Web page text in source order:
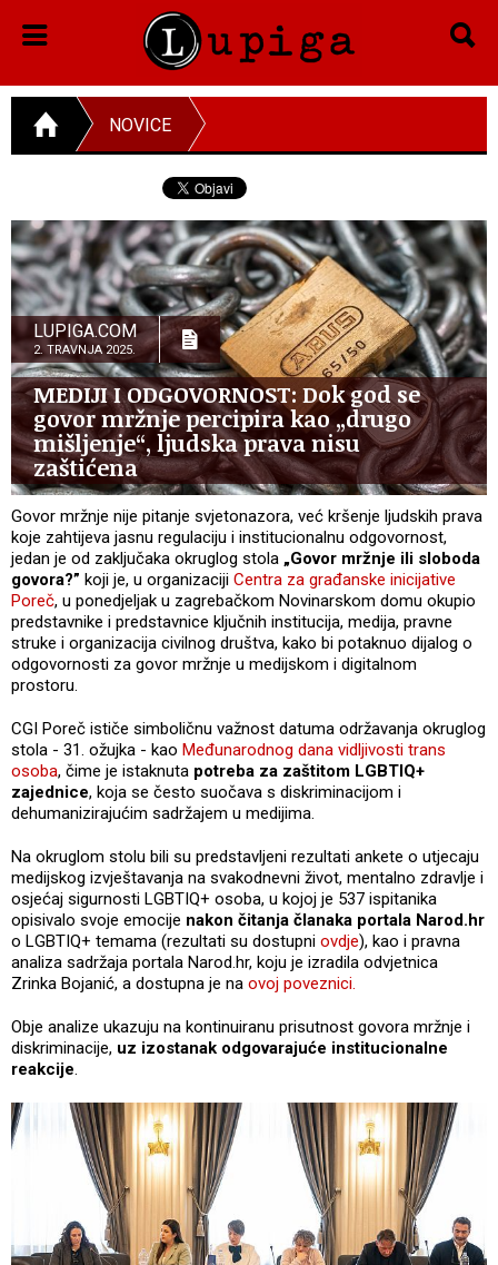
NOVICE
LUPIGA.COM
2. TRAVNJA 2025.
MEDIJI I ODGOVORNOST: Dok god se
govor mržnje percipira kao „drugo
mišljenje“, ljudska prava nisu
zaštićena
Govor mržnje nije pitanje svjetonazora, već kršenje ljudskih prava
koje zahtijeva jasnu regulaciju i institucionalnu odgovornost,
jedan je od zaključaka okruglog stola „Govor mržnje ili sloboda
govora?” koji je, u organizaciji Centra za građanske inicijative
Poreč, u ponedjeljak u zagrebačkom Novinarskom domu okupio
predstavnike i predstavnice ključnih institucija, medija, pravne
struke i organizacija civilnog društva, kako bi potaknuo dijalog o
odgovornosti za govor mržnje u medijskom i digitalnom
prostoru.
CGI Poreč ističe simboličnu važnost datuma održavanja okruglog
stola - 31. ožujka - kao Međunarodnog dana vidljivosti trans
osoba, čime je istaknuta potreba za zaštitom LGBTIQ+
zajednice, koja se često suočava s diskriminacijom i
dehumanizirajućim sadržajem u medijima.
Na okruglom stolu bili su predstavljeni rezultati ankete o utjecaju
medijskog izvještavanja na svakodnevni život, mentalno zdravlje i
osjećaj sigurnosti LGBTIQ+ osoba, u kojoj je 537 ispitanika
opisivalo svoje emocije nakon čitanja članaka portala Narod.hr
o LGBTIQ+ temama (rezultati su dostupni ovdje), kao i pravna
analiza sadržaja portala Narod.hr, koju je izradila odvjetnica
Zrinka Bojanić, a dostupna je na ovoj poveznici.
Obje analize ukazuju na kontinuiranu prisutnost govora mržnje i
diskriminacije, uz izostanak odgovarajuće institucionalne
reakcije.